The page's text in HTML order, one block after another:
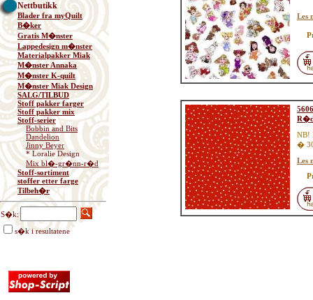
Nettbutikk
Blader fra myQuilt
B�ker
Gratis M�nster
Lappedesign m�nster
Materialpakker Miak
M�nster Annaka
M�nster K-quilt
M�nster Miak Design
SALG/TILBUD
Stoff pakker farger
Stoff pakker mix
Stoff-serier
Bobbin and Bits
Dandelion
Jinny Beyer
* Loralie Design
Mix bl�-gr�nn-r�d
Stoff-sortiment
stoffer etter farge
Tilbeh�r
S�k:
s�k i resultatene
Les
NB!
�
Les